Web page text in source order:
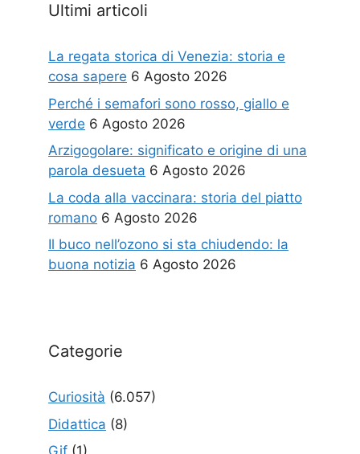
Ultimi articoli
La regata storica di Venezia: storia e
cosa sapere 6 Agosto 2026
Perché i semafori sono rosso, giallo e
verde 6 Agosto 2026
Arzigogolare: significato e origine di una
parola desueta 6 Agosto 2026
La coda alla vaccinara: storia del piatto
romano 6 Agosto 2026
Il buco nell’ozono si sta chiudendo: la
buona notizia 6 Agosto 2026
Categorie
Curiosità (6.057)
Didattica (8)